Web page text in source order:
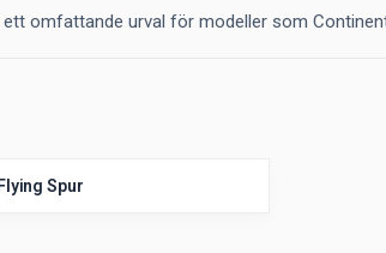
omfattande urval för modeller som
Flying Spur